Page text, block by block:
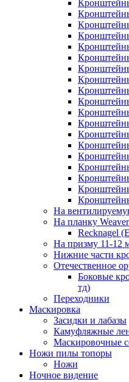
На
На планку Weaver
Recknagel
На призму 11-12
Нижние части
Отечественное
Боковые
тд)
Переходники
Маскировка
Засидки и лабазы
Камуфляжные
Маскировочные
Ножи пилы топоры
Ножи
Ночное видение